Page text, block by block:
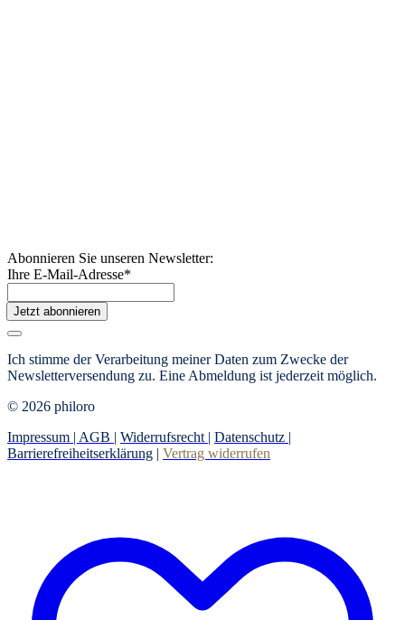
Abonnieren Sie unseren Newsletter:
Ihre E-Mail-Adresse*
Jetzt abonnieren
Ich stimme der Verarbeitung meiner Daten zum Zwecke der
Newsletterversendung zu. Eine Abmeldung ist jederzeit möglich.
© 2026 philoro
Impressum | AGB | Widerrufsrecht | Datenschutz |
Barrierefreiheitserklärung | Vertrag widerrufen